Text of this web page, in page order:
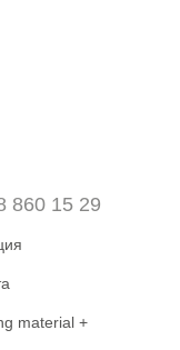
860 15 29
material +